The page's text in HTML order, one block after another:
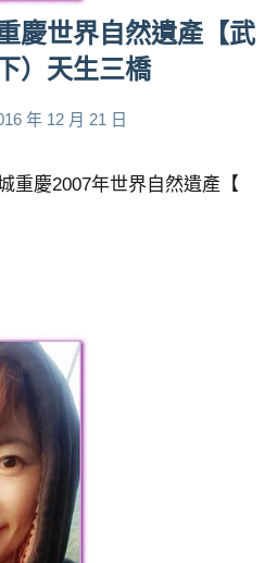
慶世界自然遺產【武
）天生三橋
年 12 月 21 日
重慶2007年世界自然遺產【